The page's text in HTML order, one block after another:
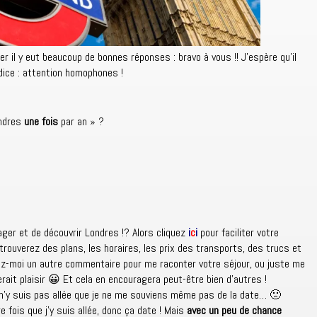
il y eut beaucoup de bonnes réponses : bravo à vous !! J’espère qu’il
: attention homophones !
une fois par an » ?
et de découvrir Londres !? Alors cliquez ici pour faciliter votre
des plans, les horaires, les prix des transports, des trucs et
un autre commentaire pour me raconter votre séjour, ou juste me
plaisir 😀 Et cela en encouragera peut-être bien d’autres !
suis pas allée que je ne me souviens même pas de la date… 🙁
fois que j’y suis allée, donc ça date ! Mais avec un peu de chance